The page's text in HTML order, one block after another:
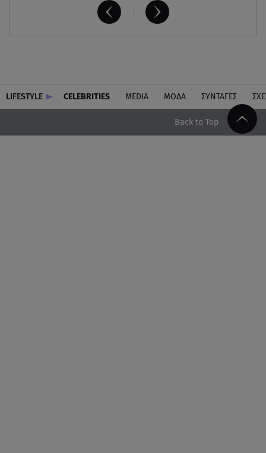
LIFESTYLE CELEBRITIES MEDIA ΜΟΔΑ ΣΥΝΤΑΓΕΣ
Back to Top